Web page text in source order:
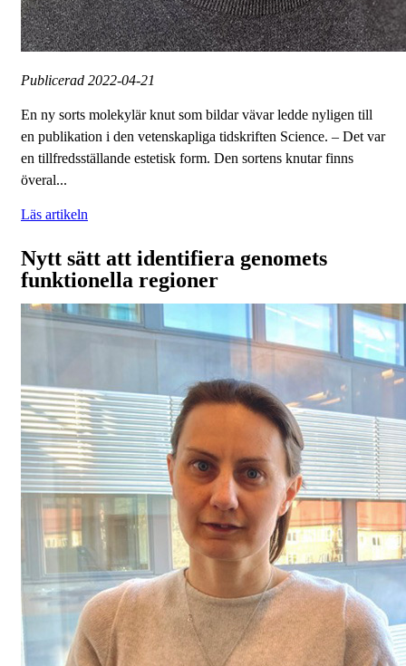
Publicerad 2022-04-21
En ny sorts molekylär knut som bildar vävar ledde nyligen till
en publikation i den vetenskapliga tidskriften Science. – Det var
en tillfredsställande estetisk form. Den sortens knutar finns
överal...
Läs artikeln
Nytt sätt att identifiera genomets
funktionella regioner